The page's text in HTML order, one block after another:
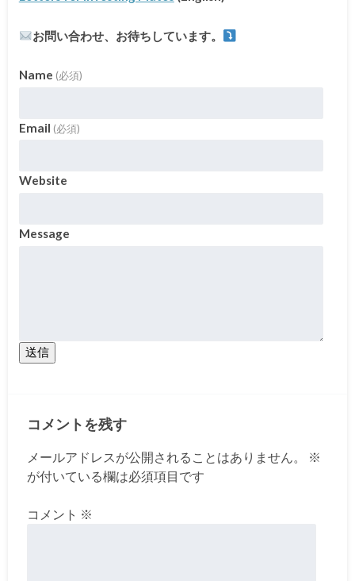
お問い合わせ、お待ちしています。
Name (必須)
Email (必須)
Website
Message
送信
コメントを残す
メールアドレスが公開されることはありません。
※
が付いている欄は必須項目です
コメント ※